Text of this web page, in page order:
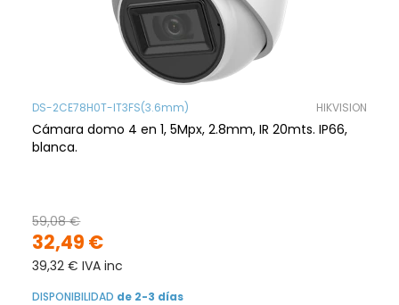
DS-2CE78H0T-IT3FS(3.6mm) HIKVISION
Cámara domo 4 en 1, 5Mpx, 2.8mm, IR 20mts. IP66,
blanca.
32,49 €
59,08 €
39,32 € IVA inc
DISPONIBILIDAD de 2-3 días